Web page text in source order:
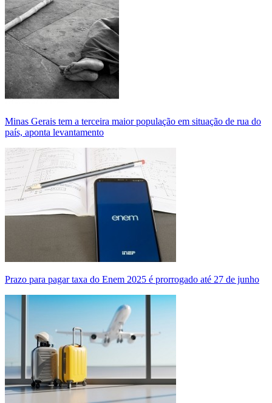
Minas Gerais tem a terceira maior população em situação de rua do
país, aponta levantamento
Prazo para pagar taxa do Enem 2025 é prorrogado até 27 de junho